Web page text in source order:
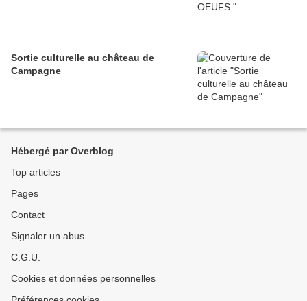
Sortie culturelle au château de
Campagne
Hébergé par Overblog
Top articles
Pages
Contact
Signaler un abus
C.G.U.
Cookies et données personnelles